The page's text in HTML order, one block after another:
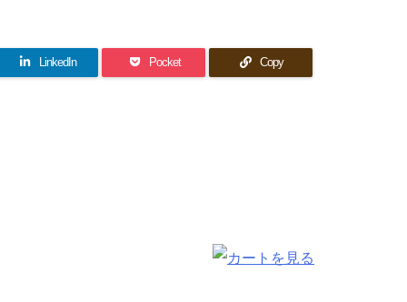
LinkedIn Pocket Copy